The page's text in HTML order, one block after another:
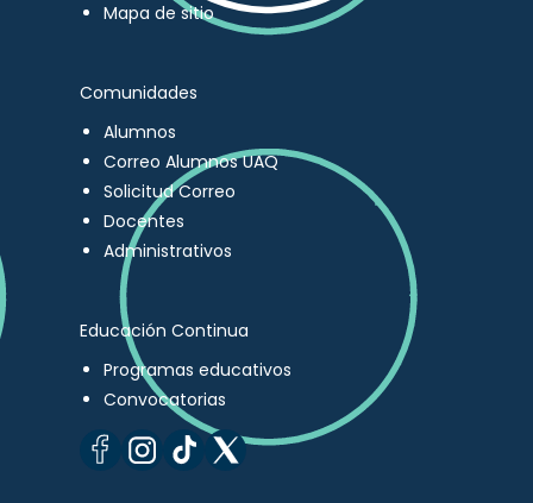
Mapa de sitio
Comunidades
Alumnos
Correo Alumnos UAQ
Solicitud Correo
Docentes
Administrativos
Educación Continua
Programas educativos
Convocatorias